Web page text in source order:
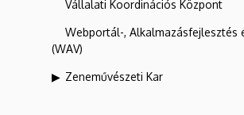
Vállalati Koordinációs Központ
Webportál-, Alkalmazásfejlesztés
(WAV)
Zeneművészeti Kar